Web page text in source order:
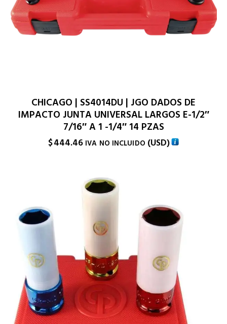
CHICAGO | SS4014DU | JGO DADOS DE
IMPACTO JUNTA UNIVERSAL LARGOS E-1/2″
7/16″ A 1 -1/4″ 14 PZAS
$444.46 IVA NO INCLUIDO (USD)